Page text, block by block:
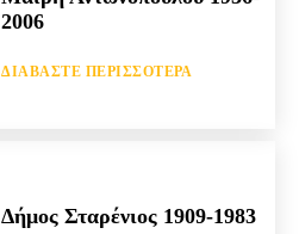
2006
ΔΙΑΒΆΣΤΕ ΠΕΡΙΣΣΌΤΕΡΑ
Δήμος Σταρένιος 1909-1983